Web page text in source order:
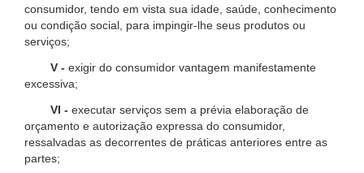
consumidor, tendo em vista sua idade, saúde, conhecimento
ou condição social, para impingir-lhe seus produtos ou
serviços;
V - exigir do consumidor vantagem manifestamente
excessiva;
VI - executar serviços sem a prévia elaboração de
orçamento e autorização expressa do consumidor,
ressalvadas as decorrentes de práticas anteriores entre as
partes;